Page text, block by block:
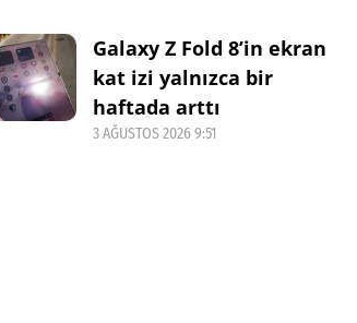
Galaxy Z Fold 8’in ekran
kat izi yalnızca bir
haftada arttı
3 AĞUSTOS 2026 9:51